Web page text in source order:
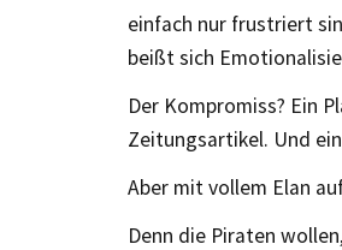
einfach nur frustriert
beißt sich
Der Kompromiss? Ein
Zeitungsartikel. Und
Aber mit vollem Elan
Denn die Piraten